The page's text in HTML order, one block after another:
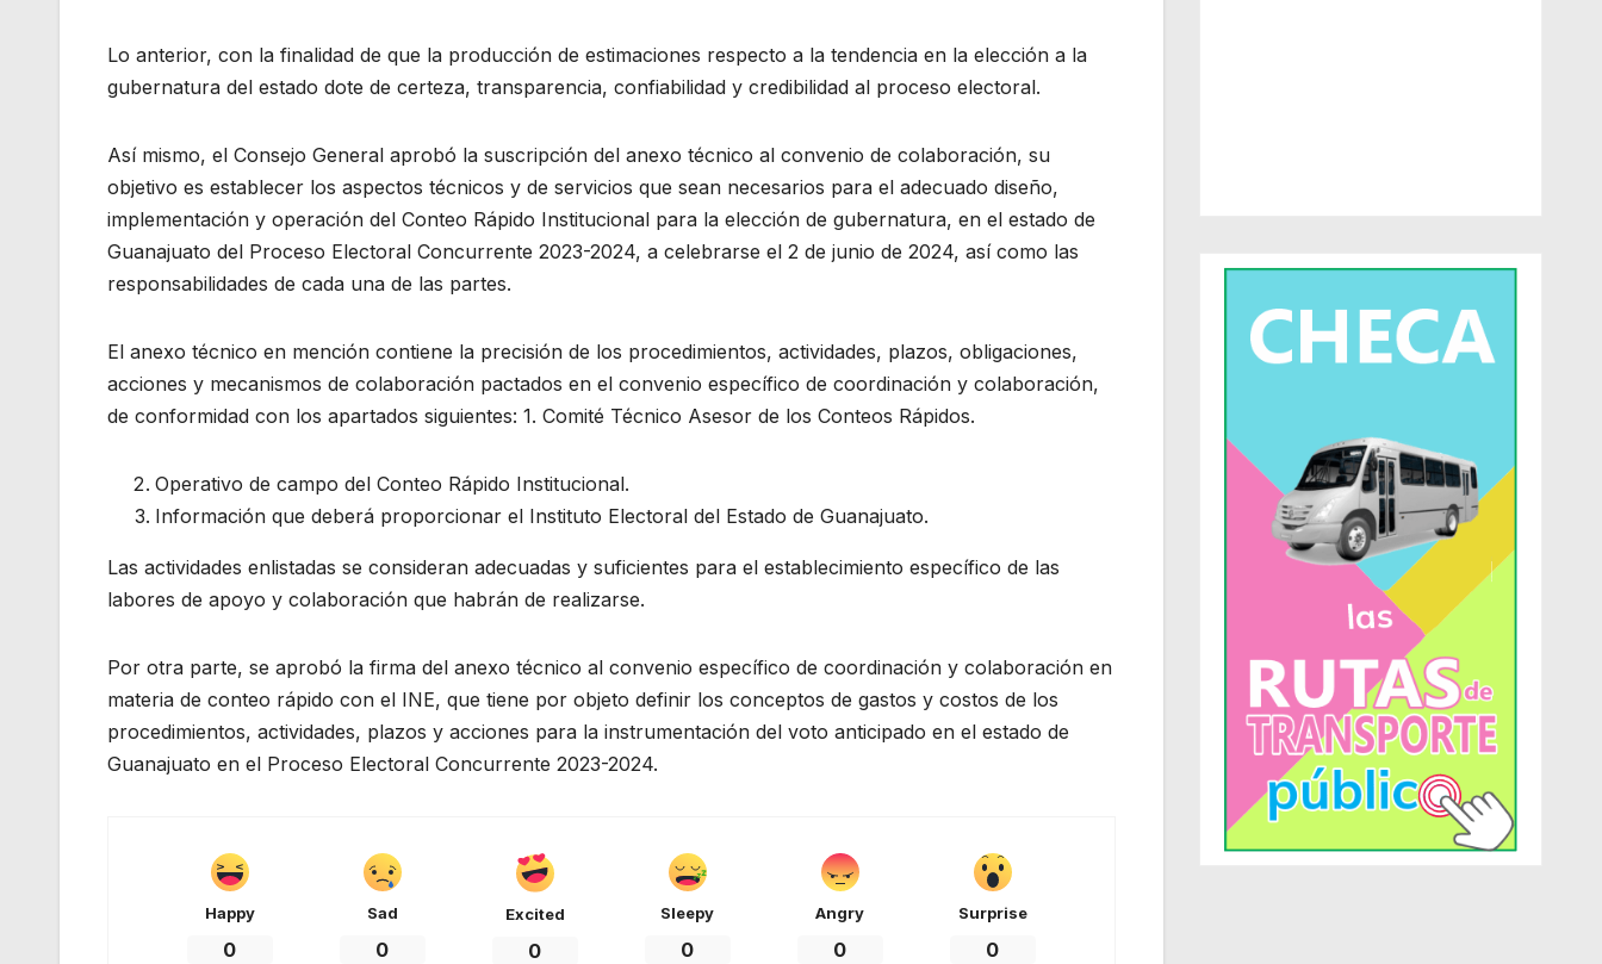
Lo anterior, con la finalidad de que la producción de estimaciones respecto a la tendencia en la elección a la
gubernatura del estado dote de certeza, transparencia, confiabilidad y credibilidad al proceso electoral.
Así mismo, el Consejo General aprobó la suscripción del anexo técnico al convenio de colaboración, su
objetivo es establecer los aspectos técnicos y de servicios que sean necesarios para el adecuado diseño,
implementación y operación del Conteo Rápido Institucional para la elección de gubernatura, en el estado de
Guanajuato del Proceso Electoral Concurrente 2023-2024, a celebrarse el 2 de junio de 2024, así como las
responsabilidades de cada una de las partes.
El anexo técnico en mención contiene la precisión de los procedimientos, actividades, plazos, obligaciones,
acciones y mecanismos de colaboración pactados en el convenio específico de coordinación y colaboración,
de conformidad con los apartados siguientes: 1. Comité Técnico Asesor de los Conteos Rápidos.
Operativo de campo del Conteo Rápido Institucional.
Información que deberá proporcionar el Instituto Electoral del Estado de Guanajuato.
Las actividades enlistadas se consideran adecuadas y suficientes para el establecimiento específico de las
labores de apoyo y colaboración que habrán de realizarse.
Por otra parte, se aprobó la firma del anexo técnico al convenio específico de coordinación y colaboración en
materia de conteo rápido con el INE, que tiene por objeto definir los conceptos de gastos y costos de los
procedimientos, actividades, plazos y acciones para la instrumentación del voto anticipado en el estado de
Guanajuato en el Proceso Electoral Concurrente 2023-2024.
Happy
0
Sad
0
Excited
0
Sleepy
0
Angry
0
Surprise
0